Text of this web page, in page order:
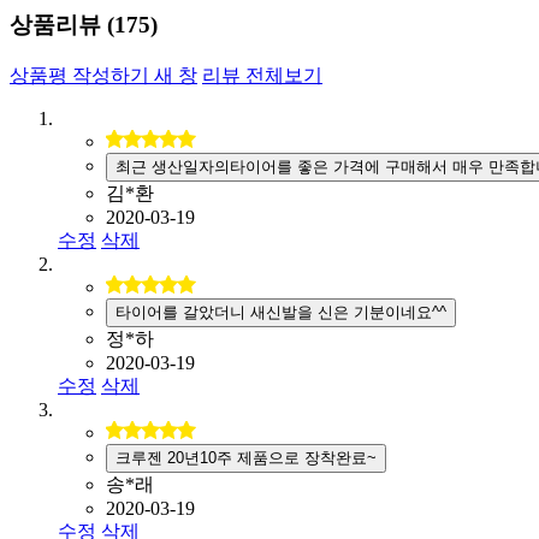
상품리뷰 (175)
상품평 작성하기 새 창 리뷰 전체보기
최근 생산일자의타이어를 좋은 가격에 구매해서 매우 만족합
김*환
2020-03-19
수정 삭제
타이어를 갈았더니 새신발을 신은 기분이네요^^
정*하
2020-03-19
수정 삭제
크루젠 20년10주 제품으로 장착완료~
송*래
2020-03-19
수정 삭제